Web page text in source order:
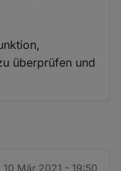
überprüfen und
10 Mär 2021 - 19:50